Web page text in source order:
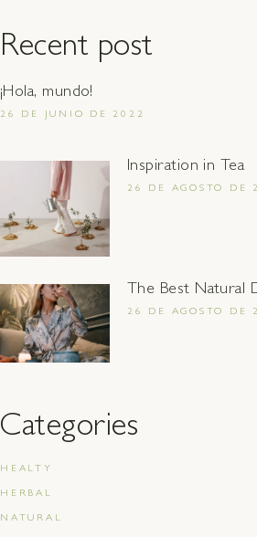
Recent post
¡Hola, mundo!
26 DE JUNIO DE 2022
Inspiration in Tea
26 DE AGOSTO DE
The Best Natural
26 DE AGOSTO DE
Categories
HEALTY
HERBAL
NATURAL